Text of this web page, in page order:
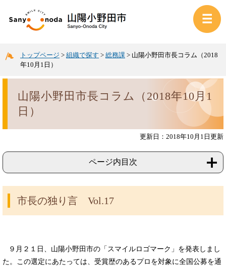
トップページ > 組織で探す > 総務課 > 山陽小野田市長コラム（2018
年10月1日）
山陽小野田市長コラム（2018年10月1
日）
更新日：2018年10月1日更新
ページ内目次
市長の独り言 Vol.17
９月２１日、山陽小野田市の「スマイルロゴマーク」を発表しまし
た。この選定にあたっては、受賞歴のあるプロを対象に全国公募を通